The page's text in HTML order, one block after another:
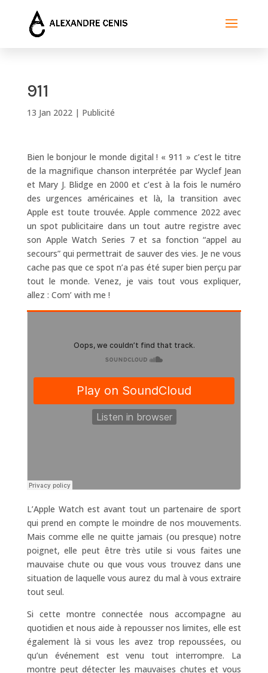
911
13 Jan 2022| Publicité
Bien le bonjour le monde digital ! « 911 » c’est le titre
de la magnifique chanson interprétée par Wyclef Jean
et Mary J. Blidge en 2000 et c’est à la fois le numéro
des urgences américaines et là, la transition avec
Apple est toute trouvée. Apple commence 2022 avec
un spot publicitaire dans un tout autre registre avec
son Apple Watch Series 7 et sa fonction “appel au
secours” qui permettrait de sauver des vies. Je ne vous
cache pas que ce spot n’a pas été super bien perçu par
tout le monde. Venez, je vais tout vous expliquer,
allez : Com’ with me !
L’Apple Watch est avant tout un partenaire de sport
qui prend en compte le moindre de nos mouvements.
Mais comme elle ne quitte jamais (ou presque) notre
poignet, elle peut être très utile si vous faites une
mauvaise chute ou que vous vous trouvez dans une
situation de laquelle vous aurez du mal à vous extraire
tout seul.
Si cette montre connectée nous accompagne au
quotidien et nous aide à repousser nos limites, elle est
également là si vous les avez trop repoussées, ou
qu’un événement est venu tout interrompre. La
montre peut détecter les mauvaises chutes et vous